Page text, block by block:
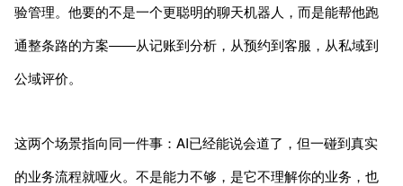
验管理。他要的不是一个更聪明的聊天机器人，而是能帮他跑
通整条路的方案——从记账到分析，从预约到客服，从私域到
公域评价。
这两个场景指向同一件事：AI已经能说会道了，但一碰到真实
的业务流程就哑火。不是能力不够，是它不理解你的业务，也